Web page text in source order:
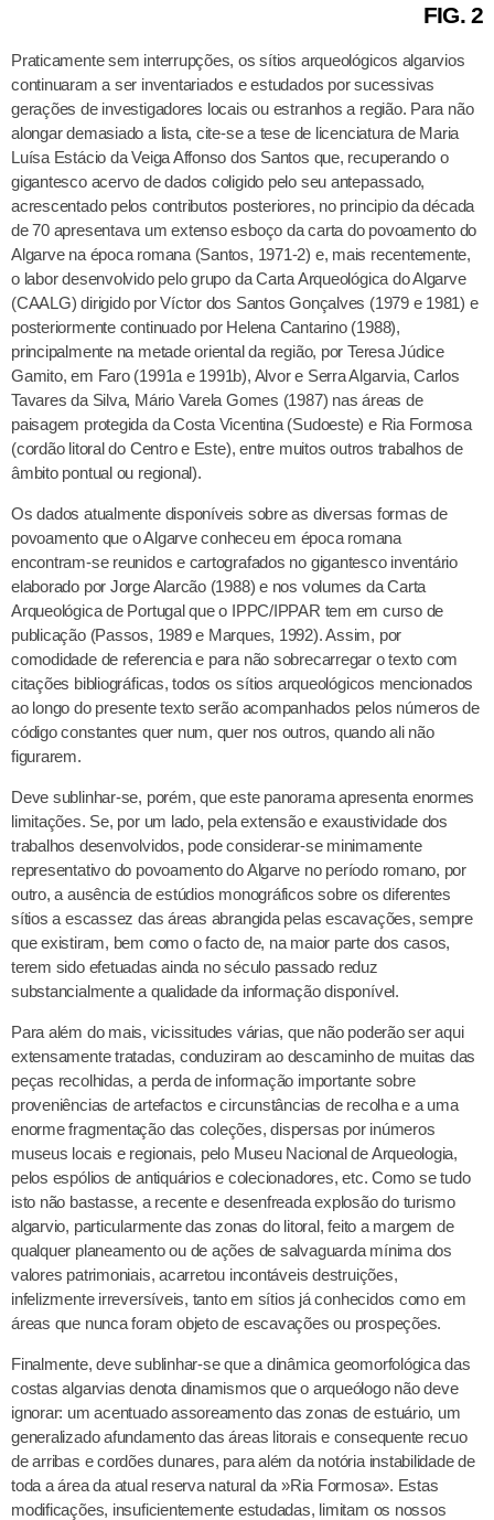
FIG. 2
Praticamente sem interrupções, os sítios arqueológicos algarvios
continuaram a ser inventariados e estudados por sucessivas
gerações de investigadores locais ou estranhos a região. Para não
alongar demasiado a lista, cite-se a tese de licenciatura de Maria
Luísa Estácio da Veiga Affonso dos Santos que, recuperando o
gigantesco acervo de dados coligido pelo seu antepassado,
acrescentado pelos contributos posteriores, no principio da década
de 70 apresentava um extenso esboço da carta do povoamento do
Algarve na época romana (Santos, 1971-2) e, mais recentemente,
o labor desenvolvido pelo grupo da Carta Arqueológica do Algarve
(CAALG) dirigido por Víctor dos Santos Gonçalves (1979 e 1981) e
posteriormente continuado por Helena Cantarino (1988),
principalmente na metade oriental da região, por Teresa Júdice
Gamito, em Faro (1991a e 1991b), Alvor e Serra Algarvia, Carlos
Tavares da Silva, Mário Varela Gomes (1987) nas áreas de
paisagem protegida da Costa Vicentina (Sudoeste) e Ria Formosa
(cordão litoral do Centro e Este), entre muitos outros trabalhos de
âmbito pontual ou regional).
Os dados atualmente disponíveis sobre as diversas formas de
povoamento que o Algarve conheceu em época romana
encontram-se reunidos e cartografados no gigantesco inventário
elaborado por Jorge Alarcão (1988) e nos volumes da Carta
Arqueológica de Portugal que o IPPC/IPPAR tem em curso de
publicação (Passos, 1989 e Marques, 1992). Assim, por
comodidade de referencia e para não sobrecarregar o texto com
citações bibliográficas, todos os sítios arqueológicos mencionados
ao longo do presente texto serão acompanhados pelos números de
código constantes quer num, quer nos outros, quando ali não
figurarem.
Deve sublinhar-se, porém, que este panorama apresenta enormes
limitações. Se, por um lado, pela extensão e exaustividade dos
trabalhos desenvolvidos, pode considerar-se minimamente
representativo do povoamento do Algarve no período romano, por
outro, a ausência de estúdios monográficos sobre os diferentes
sítios a escassez das áreas abrangida pelas escavações, sempre
que existiram, bem como o facto de, na maior parte dos casos,
terem sido efetuadas ainda no século passado reduz
substancialmente a qualidade da informação disponível.
Para além do mais, vicissitudes várias, que não poderão ser aqui
extensamente tratadas, conduziram ao descaminho de muitas das
peças recolhidas, a perda de informação importante sobre
proveniências de artefactos e circunstâncias de recolha e a uma
enorme fragmentação das coleções, dispersas por inúmeros
museus locais e regionais, pelo Museu Nacional de Arqueologia,
pelos espólios de antiquários e colecionadores, etc. Como se tudo
isto não bastasse, a recente e desenfreada explosão do turismo
algarvio, particularmente das zonas do litoral, feito a margem de
qualquer planeamento ou de ações de salvaguarda mínima dos
valores patrimoniais, acarretou incontáveis destruições,
infelizmente irreversíveis, tanto em sítios já conhecidos como em
áreas que nunca foram objeto de escavações ou prospeções.
Finalmente, deve sublinhar-se que a dinâmica geomorfológica das
costas algarvias denota dinamismos que o arqueólogo não deve
ignorar: um acentuado assoreamento das zonas de estuário, um
generalizado afundamento das áreas litorais e consequente recuo
de arribas e cordões dunares, para além da notória instabilidade de
toda a área da atual reserva natural da »Ria Formosa». Estas
modificações, insuficientemente estudadas, limitam os nossos